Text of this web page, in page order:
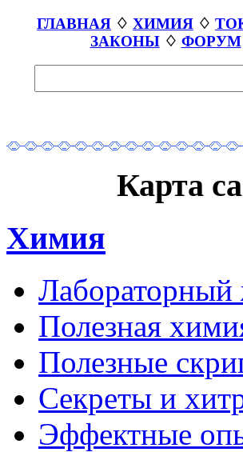
ГЛАВНАЯ ♢ ХИМИЯ ♢
ЗАКОНЫ♢ ФОРУМ
Карта
Химия
Лабораторный
Полезная
Полезные
Секреты и
Эффектные